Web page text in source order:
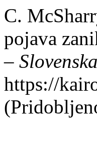
C.
pojava
–
https://